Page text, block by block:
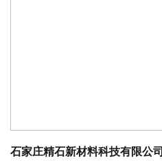
石家庄精石新材料科技有限公司